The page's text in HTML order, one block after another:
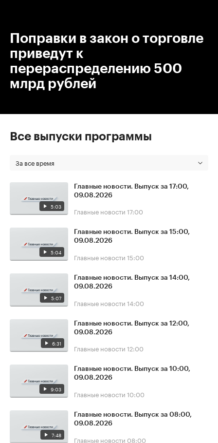
Поправки в закон о торговле
приведут к
перераспределению 500
млрд рублей
Все выпуски программы
За все время
5:03
Главные новости. Выпуск за 17:00,
09.08.2026
Главные новости 17:00
5:04
Главные новости. Выпуск за 15:00,
09.08.2026
Главные новости 15:00
5:07
Главные новости. Выпуск за 14:00,
09.08.2026
Главные новости 14:00
6:31
Главные новости. Выпуск за 12:00,
09.08.2026
Главные новости 12:00
9:03
Главные новости. Выпуск за 10:00,
09.08.2026
Главные новости 10:00
7:48
Главные новости. Выпуск за 08:00,
09.08.2026
Главные новости 08:00